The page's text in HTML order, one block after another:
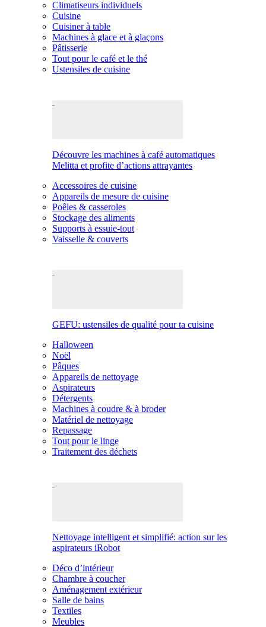
Climatiseurs individuels
Cuisine
Cuisiner à table
Machines à glace et à glaçons
Pâtisserie
Tout pour le café et le thé
Ustensiles de cuisine
Découvre les machines à café automatiques
Melitta et profite d’actions attrayantes
Accessoires de cuisine
Appareils de mesure de cuisine
Poêles & casseroles
Stockage des aliments
Supports à essuie-tout
Vaisselle & couverts
GEFU: ustensiles de qualité pour ta cuisine
Halloween
Noël
Pâques
Appareils de nettoyage
Aspirateurs
Détergents
Machines à coudre & à broder
Matériel de nettoyage
Repassage
Tout pour le linge
Traitement des déchets
Nettoyage intelligent et simplifié: action sur les
aspirateurs iRobot
Déco d’intérieur
Chambre à coucher
Aménagement extérieur
Salle de bains
Textiles
Meubles